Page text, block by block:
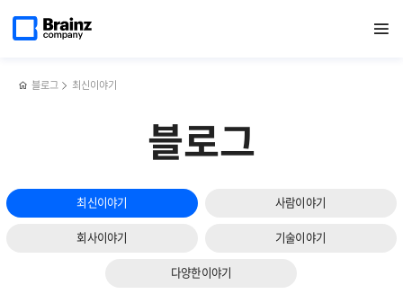
열기
페이지로
블로그 최신이야기
블로그
최신이야기 사람이야기
회사이야기 기술이야기
다양한이야기
(Dashboard)
Fluentd에
알아야
다음
슬라이드